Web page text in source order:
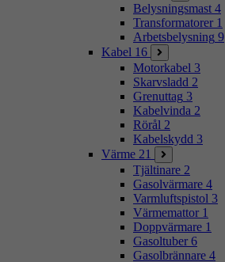
Belysningsmast 4
Transformatorer 1
Arbetsbelysning 9
Kabel 16
Motorkabel 3
Skarvsladd 2
Grenuttag 3
Kabelvinda 2
Rörål 2
Kabelskydd 3
Värme 21
Tjältinare 2
Gasolvärmare 4
Varmluftspistol 3
Värmemattor 1
Doppvärmare 1
Gasoltuber 6
Gasolbrännare 4